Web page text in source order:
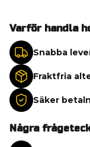
Varför handla
Snabba
Fraktfria
Säker
Några